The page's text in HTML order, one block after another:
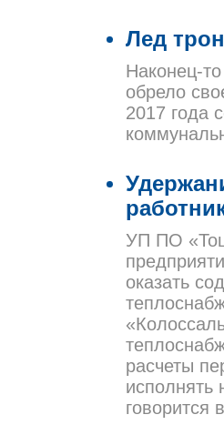
Лед
Наконец-
обрело
2017 года
УП ПО
оказать
расчеты
исполнять
говорится